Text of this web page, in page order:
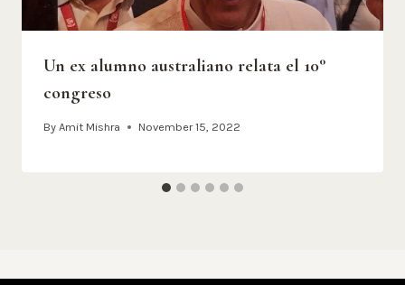
Un ex alumno australiano relata el 10°
congreso
By Amit Mishra November 15, 2022